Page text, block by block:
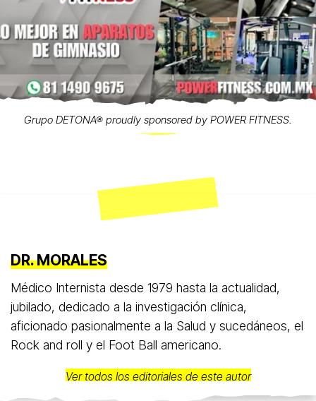
Grupo DETONA® proudly sponsored by POWER FITNESS.
DR. MORALES
Médico Internista desde 1979 hasta la actualidad,
jubilado, dedicado a la investigación clínica,
aficionado pasionalmente a la Salud y sucedáneos, el
Rock and roll y el Foot Ball americano.
Ver todos los editoriales de este autor